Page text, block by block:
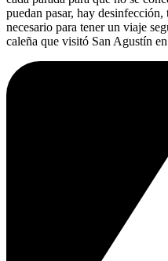
puedan pasar, hay
necesario para tener un viaje
caleña que visitó San Agustín